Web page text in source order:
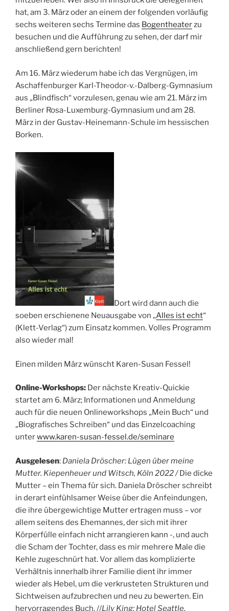
hat, am 3. März oder an einem der folgenden vorläufig
sechs weiteren sechs Termine das Bogentheaterzu
besuchen und die Aufführung zu sehen, der darf mir
anschließend gern berichten!
Am 16. März wiederum habe ich das Vergnügen, im
Aschaffenburger​ Karl-Theodor-v.-Dalberg​-Gymnasium
aus „Blindfisch“ vorzulesen, genau wie am 21. März im
Berliner Rosa-Luxemburg-Gymnasium und am 28.
März in der Gustav-Heinemann-Schule im hessischen
Borken.
Dort wird dann auch die
soeben erschienene Neuausgabe von „Alles ist echt“
(Klett-Verlag“) zum Einsatz kommen. Volles Programm
also wieder mal!
Einen milden März wünscht Karen-Susan Fessel!
Online-Workshops: Der nächste Kreativ-Quickie
startet am 6. März; Informationen und Anmeldung
auch für die neuen Onlineworkshops „Mein Buch“ und
„Biografisches Schreiben“ und das Einzelcoaching
unterwww.karen-susan-fessel.de/seminare
Ausgelesen: Daniela Dröscher: Lügen über meine
Mutter. Kiepenheuer und Witsch, Köln 2022 /Die dicke
Mutter – ein Thema für sich. Daniela Dröscher schreibt
in derart einfühlsamer Weise über die Anfeindungen,
die ihre übergewichtige Mutter ertragen muss – vor
allem seitens des Ehemannes, der sich mit ihrer
Körperfülle einfach nicht arrangieren kann -, und auch
die Scham der Tochter, dass es mir mehrere Male die
Kehle zugeschnürt hat. Vor allem das komplizierte
Verhältnis innerhalb ihrer Familie dient ihr immer
wieder als Hebel, um die verkrusteten Strukturen und
Sichtweisen aufzubrechen und neu zu bewerten. Ein
hervorragendes Buch. //Lily King: Hotel Seattle.